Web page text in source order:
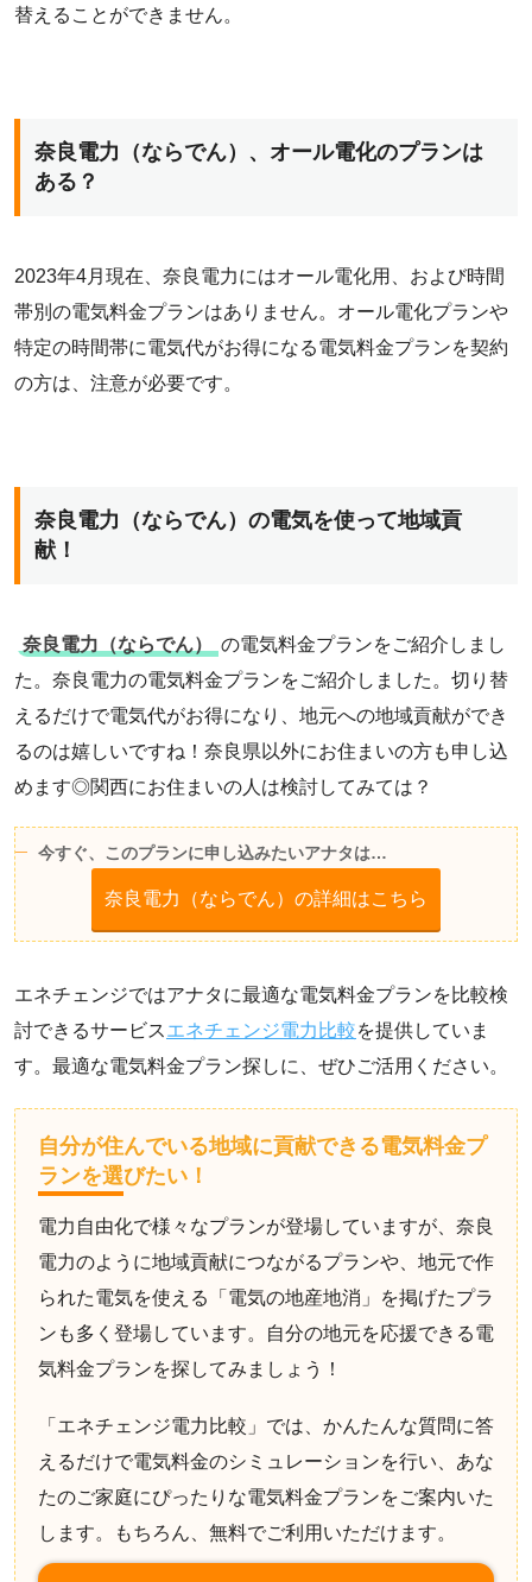
替えることができません。
奈良電力（ならでん）、オール電化のプランは
ある？
2023年4月現在、奈良電力にはオール電化用、および時間
帯別の電気料金プランはありません。オール電化プランや
特定の時間帯に電気代がお得になる電気料金プランを契約
の方は、注意が必要です。
奈良電力（ならでん）の電気を使って地域貢
献！
奈良電力（ならでん）
の電気料金プランをご紹介しまし
た。奈良電力の電気料金プランをご紹介しました。切り替
えるだけで電気代がお得になり、地元への地域貢献ができ
るのは嬉しいですね！奈良県以外にお住まいの方も申し込
めます◎関西にお住まいの人は検討してみては？
今すぐ、このプランに申し込みたいアナタは…
奈良電力（ならでん）の詳細はこちら
エネチェンジではアナタに最適な電気料金プランを比較検
討できるサービスエネチェンジ電力比較を提供していま
す。最適な電気料金プラン探しに、ぜひご活用ください。
自分が住んでいる地域に貢献できる電気料金プ
ランを選びたい！
電力自由化で様々なプランが登場していますが、奈良
電力のように地域貢献につながるプランや、地元で作
られた電気を使える「電気の地産地消」を掲げたプラ
ンも多く登場しています。自分の地元を応援できる電
気料金プランを探してみましょう！
「エネチェンジ電力比較」では、かんたんな質問に答
えるだけで電気料金のシミュレーションを行い、あな
たのご家庭にぴったりな電気料金プランをご案内いた
します。もちろん、無料でご利用いただけます。